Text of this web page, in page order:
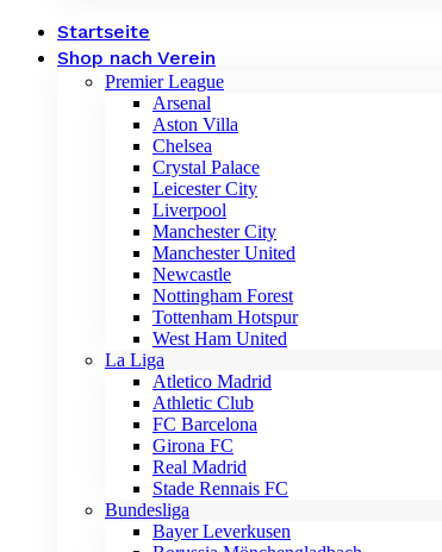
Startseite
Shop nach Verein
Premier League
Arsenal
Aston Villa
Chelsea
Crystal Palace
Leicester City
Liverpool
Manchester City
Manchester United
Newcastle
Nottingham Forest
Tottenham Hotspur
West Ham United
La Liga
Atletico Madrid
Athletic Club
FC Barcelona
Girona FC
Real Madrid
Stade Rennais FC
Bundesliga
Bayer Leverkusen